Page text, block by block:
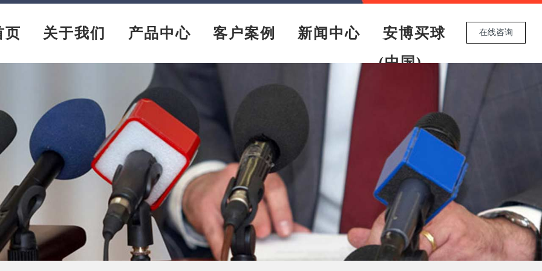
页 关于我们 产品中心 客户案例 新闻中心
安博买球
(中国)
在线咨询